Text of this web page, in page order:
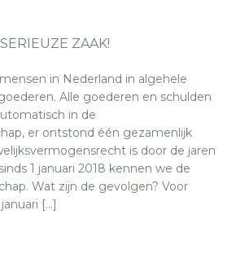
ZAAK!
in Nederland in algehele
Alle goederen en schulden
in de
er ontstond één gezamenlijk
is door de jaren
1 januari 2018 kennen we de
Wat zijn de gevolgen? Voor
[…]